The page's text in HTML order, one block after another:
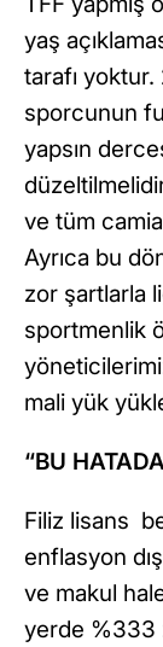
yaş
tarafı
sporcunun
yapsın
ve tüm
Ayrıca bu
zor şartlarla
sportmenlik
mali yük
“BU
Filiz lisans
enflasyon
ve makul
yerde %333